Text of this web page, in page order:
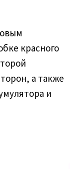
красного
а также
и